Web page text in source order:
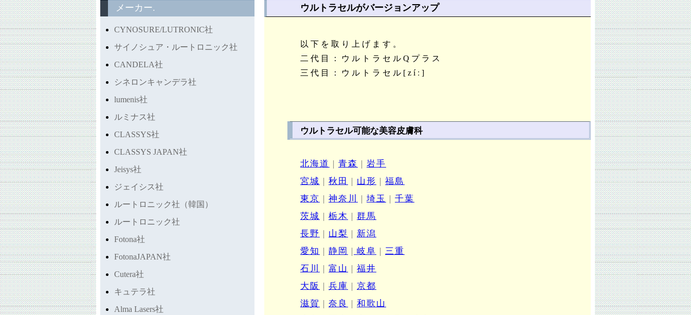
ウルトラセルがバージョンアップ
以下を取り上げます。
二代目：ウルトラセルQプラス
三代目：ウルトラセル[zíː]
ウルトラセル可能な美容皮膚科
北海道 | 青森 | 岩手
宮城 | 秋田 | 山形 | 福島
東京 | 神奈川 | 埼玉 | 千葉
茨城 | 栃木 | 群馬
長野 | 山梨 | 新潟
愛知 | 静岡 | 岐阜 | 三重
石川
| 富山 | 福井
大阪 | 兵庫 | 京都
滋賀 | 奈良 | 和歌山
メーカー.
CYNOSURE/LUTRONIC社
サイノシュア・ルートロニック社
CANDELA社
シネロンキャンデラ社
lumenis社
ルミナス社
CLASSYS社
CLASSYS JAPAN社
Jeisys社
ジェイシス社
ルートロニック社（韓国）
ルートロニック社
Fotona社
FotonaJAPAN社
Cutera社
キュテラ社
Alma Lasers社